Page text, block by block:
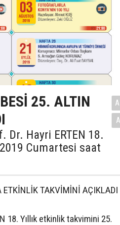
25. ALTIN
Dr. Hayri ERTEN 18.
Cumartesi saat
18. Yıllık etkinlik takvimini 25.